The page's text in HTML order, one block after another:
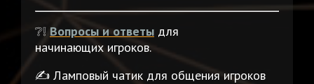
❔❕ Вопросы и ответы для
начинающих игроков.
✍️ Ламповый чатик для общения игроков